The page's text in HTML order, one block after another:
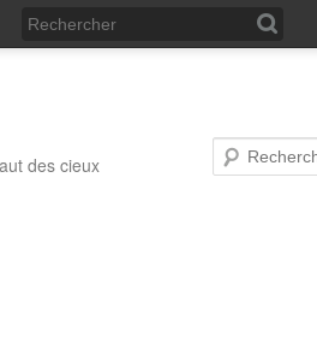
des cieux